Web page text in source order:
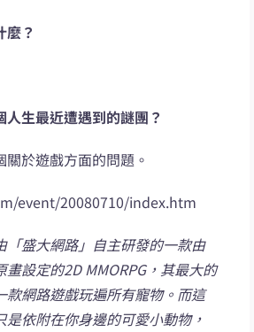
麼？
生最近遭遇到的謎團？
於遊戲方面的問題。
event/20080710/index.htm
「盛大網路」自主研發的一款由
設定的2D MMORPG，其最大的
款網路遊戲玩遍所有寵物。而這
是依附在你身邊的可愛小動物，